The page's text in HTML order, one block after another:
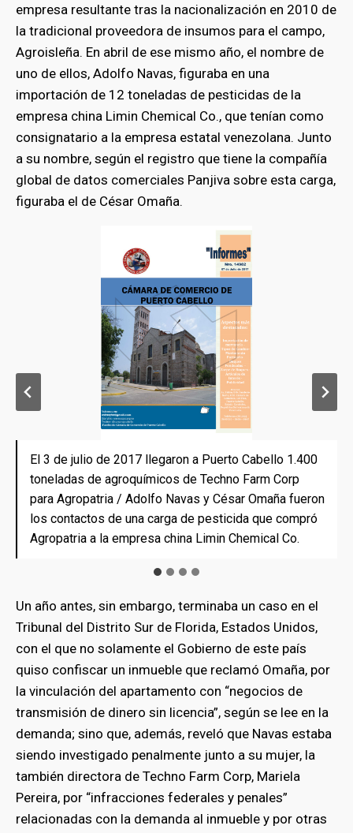
empresa resultante tras la nacionalización en 2010 de
la tradicional proveedora de insumos para el campo,
Agroisleña. En abril de ese mismo año, el nombre de
uno de ellos, Adolfo Navas, figuraba en una
importación de 12 toneladas de pesticidas de la
empresa china Limin Chemical Co., que tenían como
consignatario a la empresa estatal venezolana. Junto
a su nombre, según el registro que tiene la compañía
global de datos comerciales Panjiva sobre esta carga,
figuraba el de César Omaña.
El 3 de julio de 2017 llegaron a Puerto Cabello 1.400
toneladas de agroquímicos de Techno Farm Corp
para Agropatria / Adolfo Navas y César Omaña fueron
los contactos de una carga de pesticida que compró
Agropatria a la empresa china Limin Chemical Co.
El 3 de julio de 2017 llegaron a Puerto Cabello 1.400
toneladas de agroquímicos de Techno Farm Corp
para Agropatria / Adolfo Navas y César Omaña fueron
los contactos de una carga de pesticida que compró
Agropatria a la empresa china Limin Chemical Co.
El 3 de julio de 2017 llegaron a Puerto Cabello 1.400
toneladas de agroquímicos de Techno Farm Corp
para Agropatria / Adolfo Navas y César Omaña fueron
los contactos de una carga de pesticida que compró
Agropatria a la empresa china Limin Chemical Co.
El 3 de julio de 2017 llegaron a Puerto Cabello 1.400
toneladas de agroquímicos de Techno Farm Corp
para Agropatria / Adolfo Navas y César Omaña fueron
los contactos de una carga de pesticida que compró
Agropatria a la empresa china Limin Chemical Co.
Un año antes, sin embargo, terminaba un caso en el
Tribunal del Distrito Sur de Florida, Estados Unidos,
con el que no solamente el Gobierno de este país
quiso confiscar un inmueble que reclamó Omaña, por
la vinculación del apartamento con “negocios de
transmisión de dinero sin licencia”, según se lee en la
demanda; sino que, además, reveló que Navas estaba
siendo investigado penalmente junto a su mujer, la
también directora de Techno Farm Corp, Mariela
Pereira, por “infracciones federales y penales”
relacionadas con la demanda al inmueble y por otras